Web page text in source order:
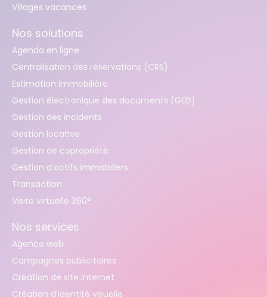
Villages vacances
Nos solutions
Agenda en ligne
Centralisation des réservations (CRS)
Estimation immobilière
Gestion électronique des documents (GED)
Gestion des incidents
Gestion locative
Gestion de copropriété
Gestion d’actifs immobiliers
Transaction
Visite virtuelle 360°
Nos services
Agence web
Campagnes publicitaires
Création de site internet
Création d’identité visuelle